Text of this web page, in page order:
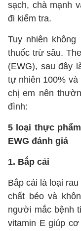
sạch, chà mạnh
đi kiểm tra.
Tuy nhiên
thuốc trừ sâu.
(EWG), sau đây
tự nhiên 100% và
chị em nên
đình:
5 loại thực
EWG đánh giá
1. Bắp cải
Bắp cải là loại
chất béo và
người mắc bệnh
vitamin E giúp